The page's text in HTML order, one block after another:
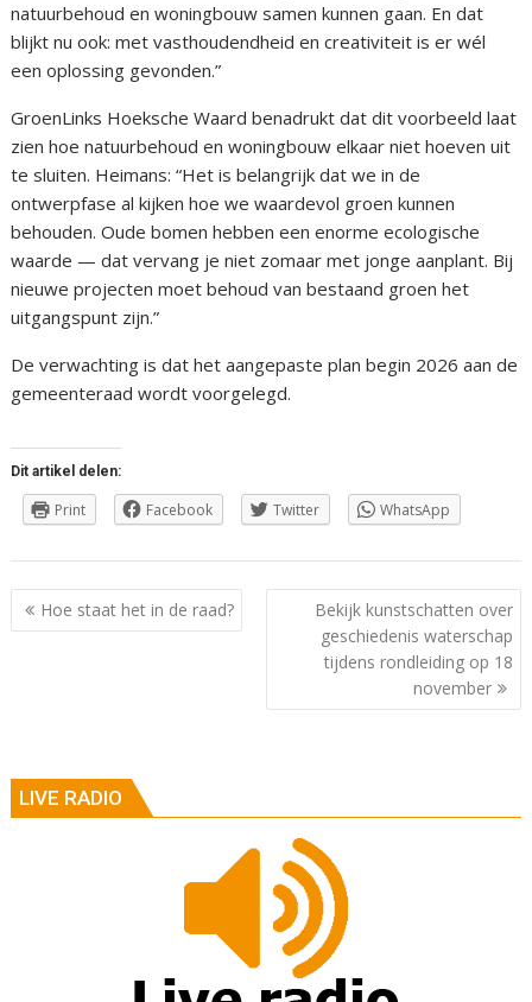
natuurbehoud en woningbouw samen kunnen gaan. En dat
blijkt nu ook: met vasthoudendheid en creativiteit is er wél
een oplossing gevonden.”
GroenLinks Hoeksche Waard benadrukt dat dit voorbeeld laat
zien hoe natuurbehoud en woningbouw elkaar niet hoeven uit
te sluiten. Heimans: “Het is belangrijk dat we in de
ontwerpfase al kijken hoe we waardevol groen kunnen
behouden. Oude bomen hebben een enorme ecologische
waarde — dat vervang je niet zomaar met jonge aanplant. Bij
nieuwe projecten moet behoud van bestaand groen het
uitgangspunt zijn.”
De verwachting is dat het aangepaste plan begin 2026 aan de
gemeenteraad wordt voorgelegd.
Dit artikel delen:
Print Facebook Twitter WhatsApp
Berichtnavigatie
Hoe staat het in de raad?
Bekijk kunstschatten over
geschiedenis waterschap
tijdens rondleiding op 18
november
LIVE RADIO